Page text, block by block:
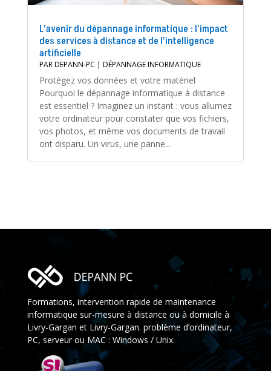
L’avenir du dépannage informatique : l’impact
des services à distance et de l’intelligence
artificielle
PARDEPANN-PC | DÉPANNAGE INFORMATIQUE
Protégez vos données et votre matériel
Pourquoi le dépannage informatique à distance
est essentiel ? Imaginez un instant : vous allumez
votre ordinateur pour constater que vos fichiers,
vos photos, et même vos documents de travail
ont disparu. Un virus, une panne...
Formations, intervention rapide de maintenance
informatique sur-mesure à distance ou à domicile à
Livry-Gargan et Livry-Gargan. problème d’ordinateur,
PC, serveur ou MAC : Windows / Unix.